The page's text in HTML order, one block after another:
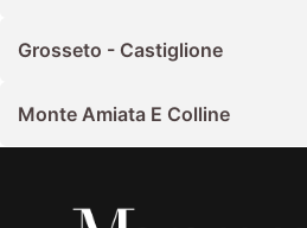
Grosseto - Castiglione
Monte Amiata E Colline